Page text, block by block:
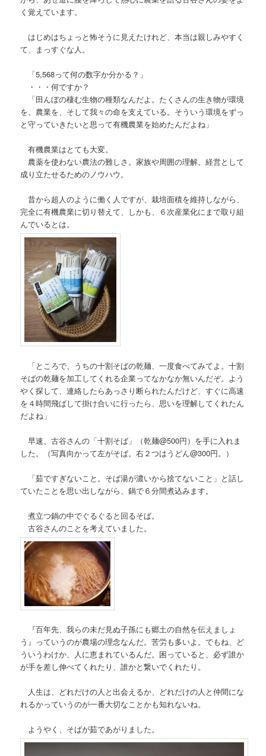
く覚えています。
はじめはちょっと怖そうに見えたけれど、本当は親しみやすく
て、まっすぐな人。
「5,568って何の数字か分かる？」
・・・何ですか？
「田んぼの棲む生物の種類なんだよ。たくさんの生き物が環境
を、農業を、そして我々の命を支えている。そういう環境をずっ
と守っていきたいと思って有機農業を始めたんだよね」
有機農業はとても大変。
農薬を使わない農法の難しさ。家族や周囲の理解。経営として
成り立たせるためのノウハウ。
昔から超人のように働く人ですが、栽培面積を維持しながら、
完全に有機農業に切り替えて、しかも、６次産業化にまで取り組
んでいるとは。
「ところで、うちの十割そばの乾麺、一度食べてみてよ。十割
そばの乾麺を加工してくれる企業ってなかなか無いんだぞ。よう
やく探して、連絡したらあっさり断られたんだけど、すぐに高速
を４時間飛ばして掛け合いに行ったら、思いを理解してくれたん
だよね」
早速、古谷さんの「十割そば」（乾麺@500円）を手に入れま
した。（写真向かって左がそば。右２つはうどん@300円。）
「茹ですぎないこと。そば湯が濃いから捨てないこと」と話し
ていたことを思い出しながら、鍋で６分間煮込みます。
煮立つ鍋の中でぐるぐると回るそば。
古谷さんのことを考えていました。
『百年先、我らの未だ見ぬ子孫にも郷土の自然を伝えましょ
う』っていうのが農場の理念なんだ。苦労も多いよ。でもね、ど
ういうわけか、人に恵まれているんだ。困っていると、必ず誰か
が手を差し伸べてくれたり、誰かと繋いでくれたり。
人生は、どれだけの人と出会えるか、どれだけの人と仲間にな
れるかっていうのが一番大切なことかも知れないね。
ようやく、そばが茹であがりました。